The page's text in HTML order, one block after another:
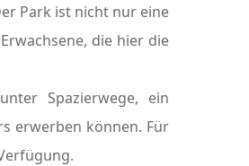
Park ist nicht nur eine
die hier die
Spazierwege, ein
erwerben können. Für